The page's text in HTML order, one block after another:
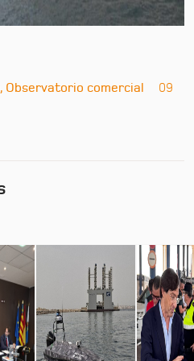
Observatorio comercial
09